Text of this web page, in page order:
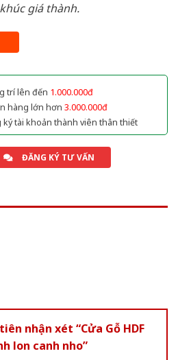
giá thành.
trí lên đến 1.000.000đ
hàng lớn hơn 3.000.000đ
tài khoản thành viên thân thiết
ĐĂNG KÝ TƯ VẤN
nhận xét “Cửa Gỗ HDF
lon canh nho”